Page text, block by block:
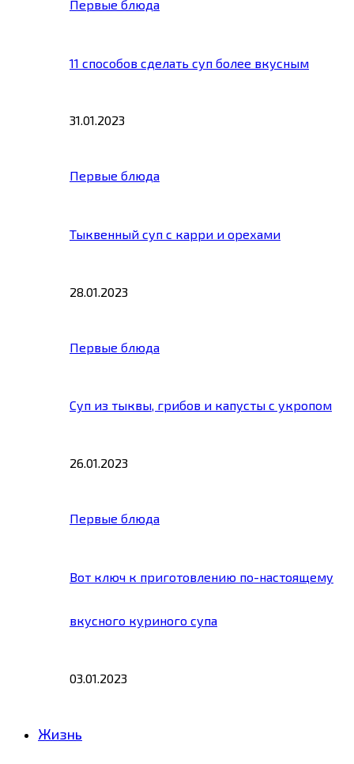
Первые блюда
11 способов сделать суп более вкусным
31.01.2023
Первые блюда
Тыквенный суп с карри и орехами
28.01.2023
Первые блюда
Суп из тыквы, грибов и капусты с укропом
26.01.2023
Первые блюда
Вот ключ к приготовлению по-настоящему
вкусного куриного супа
03.01.2023
Жизнь